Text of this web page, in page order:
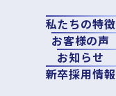
私たちの特徴
お客様の声
お知らせ
新卒採用情報